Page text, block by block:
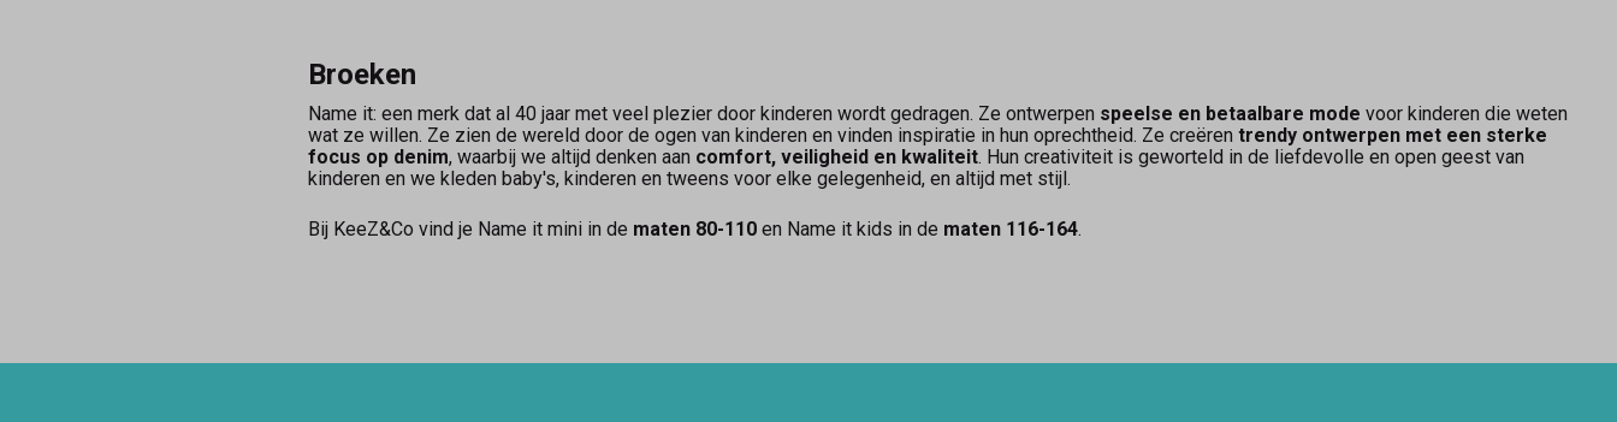
Broeken
Name it: een merk dat al 40 jaar met veel plezier door kinderen wordt gedragen. Ze ontwerpen speelse en betaalbare mode voor kinderen die weten
wat ze willen. Ze zien de wereld door de ogen van kinderen en vinden inspiratie in hun oprechtheid. Ze creëren trendy ontwerpen met een sterke
focus op denim, waarbij we altijd denken aan comfort, veiligheid en kwaliteit. Hun creativiteit is geworteld in de liefdevolle en open geest van
kinderen en we kleden baby's, kinderen en tweens voor elke gelegenheid, en altijd met stijl.
Bij KeeZ&Co vind je Name it mini in de maten 80-110 en Name it kids in de maten 116-164.